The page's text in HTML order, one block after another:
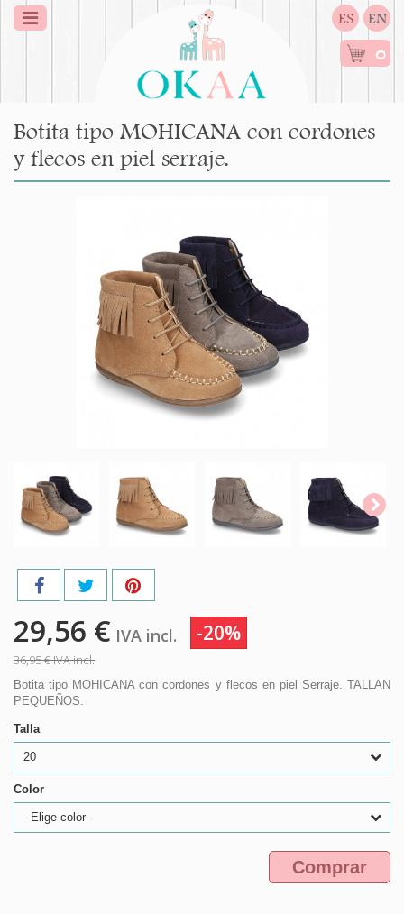
ES EN
0
Botita tipo MOHICANA con cordones
y flecos en piel serraje.
29,56 € IVA incl. -20%
36,95 €IVA incl.
Botita tipo MOHICANA con cordones y flecos en piel Serraje. TALLAN
PEQUEÑOS.
Talla
20
Color
- Elige color -
Comprar